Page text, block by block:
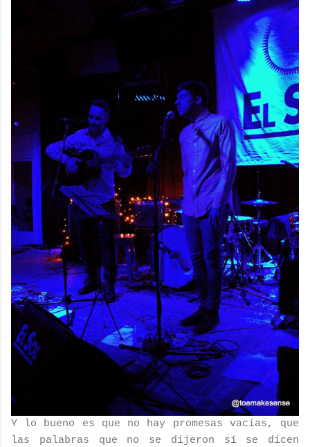
Y lo bueno es que no hay promesas vacías, que
las palabras que no se dijeron sí se dicen